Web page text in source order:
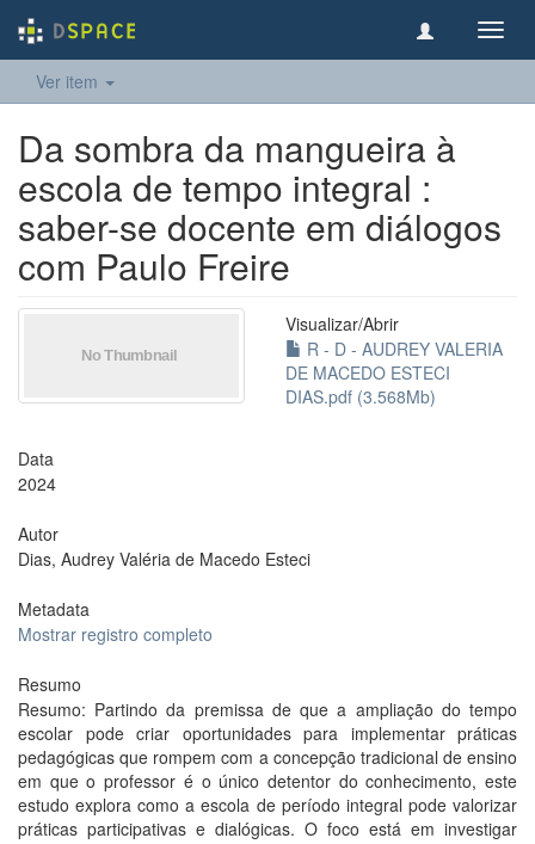
Ver item
Da sombra da mangueira à
escola de tempo integral :
saber-se docente em diálogos
com Paulo Freire
Visualizar/Abrir
R - D - AUDREY VALERIA
DE MACEDO ESTECI
DIAS.pdf (3.568Mb)
Data
2024
Autor
Dias, Audrey Valéria de Macedo Esteci
Metadata
Mostrar registro completo
Resumo
Resumo: Partindo da premissa de que a ampliação do tempo
escolar pode criar oportunidades para implementar práticas
pedagógicas que rompem com a concepção tradicional de ensino
em que o professor é o único detentor do conhecimento, este
estudo explora como a escola de período integral pode valorizar
práticas participativas e dialógicas. O foco está em investigar